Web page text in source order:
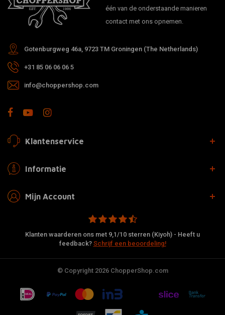
één van de onderstaande manieren
contact met ons opnemen.
Gotenburgweg 46a, 9723 TM Groningen (The Netherlands)
+31 85 06 06 06 5
info@choppershop.com
Klantenservice
Informatie
Mijn Account
Klanten waarderen ons met 9,1/10 sterren (Kiyoh) - Heeft u
feedback? Schrijf een beoordeling!
© Copyright 2026 ChopperShop.com